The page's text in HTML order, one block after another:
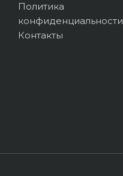
Политика
конфиденциальности
Контакты